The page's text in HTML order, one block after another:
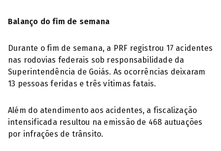
Balanço do fim de semana
Durante o fim de semana, a PRF registrou 17 acidentes
nas rodovias federais sob responsabilidade da
Superintendência de Goiás. As ocorrências deixaram
13 pessoas feridas e três vítimas fatais.
Além do atendimento aos acidentes, a fiscalização
intensificada resultou na emissão de 468 autuações
por infrações de trânsito.